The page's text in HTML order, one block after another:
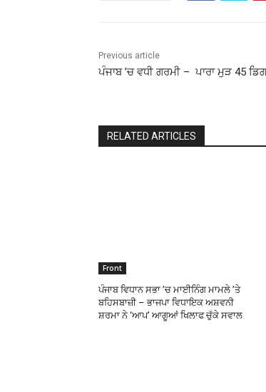
Previous article
ਪੰਜਾਬ ’ਚ ਵਧੀ ਗਰਮੀ – ਪਾਰਾ ਮੁੜ 45
RELATED ARTICLES
Front
ਪੰਜਾਬ ਵਿਧਾਨ ਸਭਾ ’ਚ ਮਾਈਨਿੰਗ ਮਾਮਲੇ ’ਤੇ
ਬਹਿਸਬਾਜ਼ੀ – ਭਾਜਪਾ ਵਿਧਾਇਕ ਅਸ਼ਵਨੀ
ਸ਼ਰਮਾ ਨੇ ‘ਆਪ’ ਆਗੂਆਂ ਖਿਲਾਫ ਚੁੱਕੇ ਸਵਾਲ